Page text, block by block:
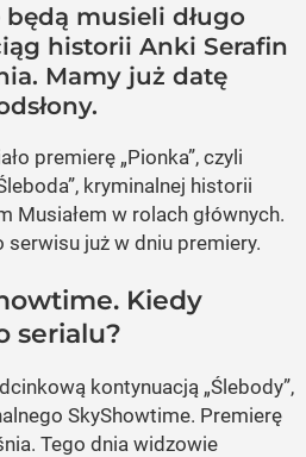
będą musieli długo
historii Anki Serafin
Mamy już datę
premierę „Pionka”, czyli
kryminalnej historii
Musiałem w rolach głównych.
już w dniu premiery.
Kiedy
serialu?
kontynuacją „Ślebody”,
SkyShowtime. Premierę
Tego dnia widzowie